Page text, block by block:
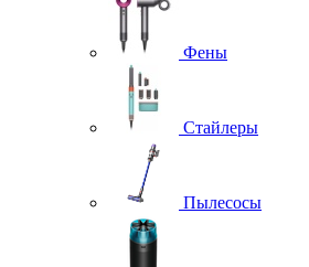
Фены
Стайлеры
Пылесосы